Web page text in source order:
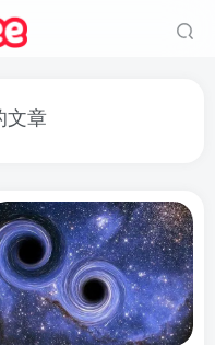
文章